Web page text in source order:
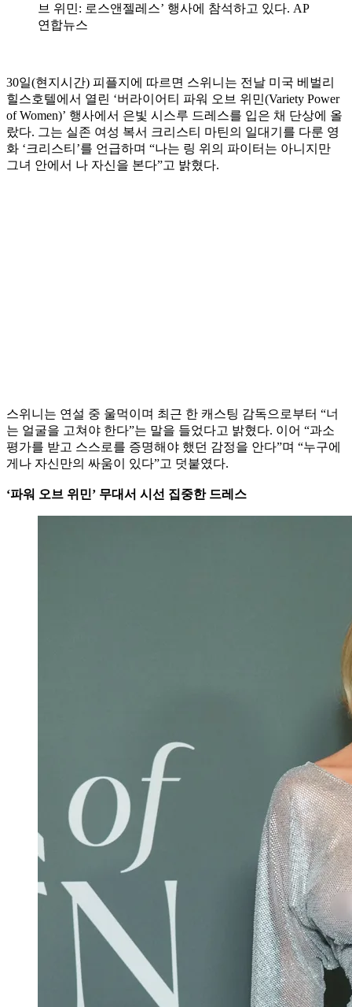
브 위민: 로스앤젤레스’ 행사에 참석하고 있다. AP
연합뉴스
30일(현지시간) 피플지에 따르면 스위니는 전날 미국 베벌리
힐스호텔에서 열린 ‘버라이어티 파워 오브 위민(Variety Power
of Women)’ 행사에서 은빛 시스루 드레스를 입은 채 단상에 올
랐다. 그는 실존 여성 복서 크리스티 마틴의 일대기를 다룬 영
화 ‘크리스티’를 언급하며 “나는 링 위의 파이터는 아니지만
그녀 안에서 나 자신을 본다”고 밝혔다.
스위니는 연설 중 울먹이며 최근 한 캐스팅 감독으로부터 “너
는 얼굴을 고쳐야 한다”는 말을 들었다고 밝혔다. 이어 “과소
평가를 받고 스스로를 증명해야 했던 감정을 안다”며 “누구에
게나 자신만의 싸움이 있다”고 덧붙였다.
‘파워 오브 위민’ 무대서 시선 집중한 드레스